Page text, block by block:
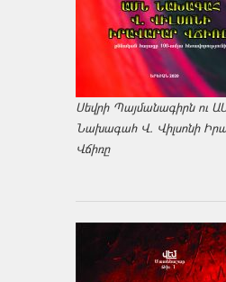
Սեվրի Պայմանագիրն ու
Նախագահ Վ. Վիլսոնի
Վճիռը